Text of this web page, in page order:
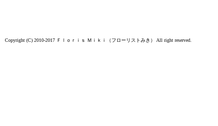
Copyright (C) 2010-2017 Ｆｌｏｒｉｓ Ｍｉｋｉ（フローリストみき） All right reserved.